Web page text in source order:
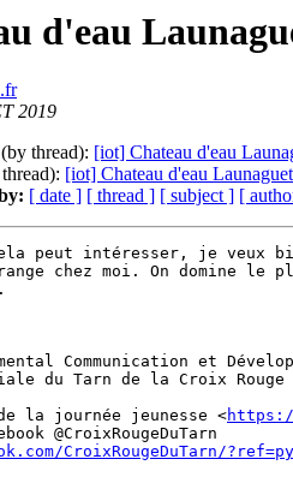
d'eau
2019
thread): [iot] Chateau d'eau
[iot] Chateau d'eau
[ date ] [ thread ] [ subject ] [
peut intéresser, je veux
chez moi. On domine le
Communication et
du Tarn de la Croix Rouge
la journée jeunesse <https://
@CroixRougeDuTarn
CroixRougeDuTarn/